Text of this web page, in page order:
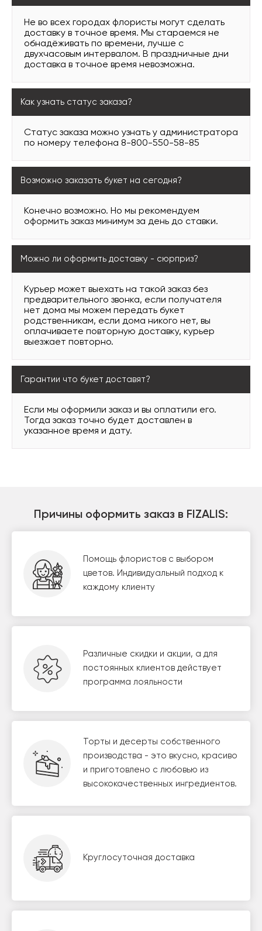
Не во всех городах флористы могут сделать
доставку в точное время. Мы стараемся не
обнадёживать по времени, лучше с
двухчасовым интервалом. В праздничные дни
доставка в точное время невозможна.
Как узнать статус заказа?
Статус заказа можно узнать у администратора
по номеру телефона 8-800-550-58-85
Возможно заказать букет на сегодня?
Конечно возможно. Но мы рекомендуем
оформить заказ минимум за день до ставки.
Можно ли оформить доставку - сюрприз?
Курьер может выехать на такой заказ без
предварительного звонка, если получателя
нет дома мы можем передать букет
родственникам, если дома никого нет, вы
оплачиваете повторную доставку, курьер
выезжает повторно.
Гарантии что букет доставят?
Если мы оформили заказ и вы оплатили его.
Тогда заказ точно будет доставлен в
указанное время и дату.
Причины оформить заказ в FIZALIS:
Помощь флористов с выбором
цветов. Индивидуальный подход к
каждому клиенту
Различные скидки и акции, а для
постоянных клиентов действует
программа лояльности
Торты и десерты собственного
производства - это вкусно, красиво
и приготовлено с любовью из
высококачественных ингредиентов.
Круглосуточная доставка